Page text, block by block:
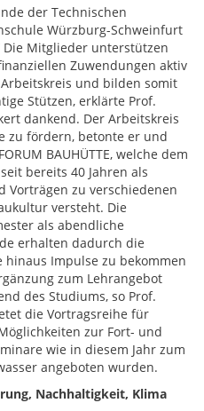
der Technischen
Würzburg-Schweinfurt
Die Mitglieder unterstützen
Zuwendungen aktiv
und bilden somit
Stützen, erklärte Prof.
dankend. Der Arbeitskreis
zu fördern, betonte er und
BAUHÜTTE, welche dem
bereits 40 Jahren als
Vorträgen zu verschiedenen
versteht. Die
als abendliche
erhalten dadurch die
Impulse zu bekommen
zum Lehrangebot
des Studiums, so Prof.
die Vortragsreihe für
zur Fort- und
wie in diesem Jahr zum
angeboten wurden.
Nachhaltigkeit, Klima